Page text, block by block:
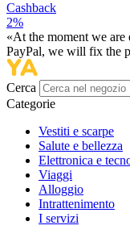
Cashback
2%
«At the moment we
PayPal, we will fix the
Cerca
Categorie
Vestiti e scarpe
Salute e bellezza
Elettronica e
Viaggi
Alloggio
Intrattenimento
I servizi